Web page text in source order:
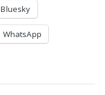
Bluesky
WhatsApp